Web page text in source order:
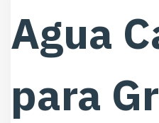
Agua
para